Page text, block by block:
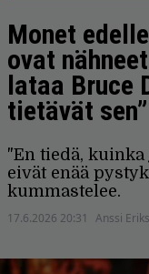
Monet
ovat
lataa Bruce
tietävät sen”
"En tiedä,
eivät enää
kummastelee.
17.6.2026 20:31 Anssi